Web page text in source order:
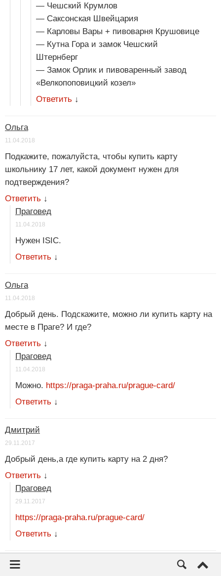
— Чешский Крумлов
— Саксонская Швейцария
— Карловы Вары + пивоварня Крушовице
— Кутна Гора и замок Чешский
Штернберг
— Замок Орлик и пивоваренный завод
«Велкопоповицкий козел»
Ответить ↓
Ольга
11.04.2018
Подкажите, пожалуйста, чтобы купить карту
школьнику 17 лет, какой документ нужен для
подтверждения?
Ответить ↓
Праговед
11.04.2018
Нужен ISIC.
Ответить ↓
Ольга
11.04.2018
Добрый день. Подскажите, можно ли купить карту на
месте в Праге? И где?
Ответить ↓
Праговед
11.04.2018
Можно. https://praga-praha.ru/prague-card/
Ответить ↓
Дмитрий
29.11.2017
Добрый день,а где купить карту на 2 дня?
Ответить ↓
Праговед
29.11.2017
https://praga-praha.ru/prague-card/
Ответить ↓
Роман